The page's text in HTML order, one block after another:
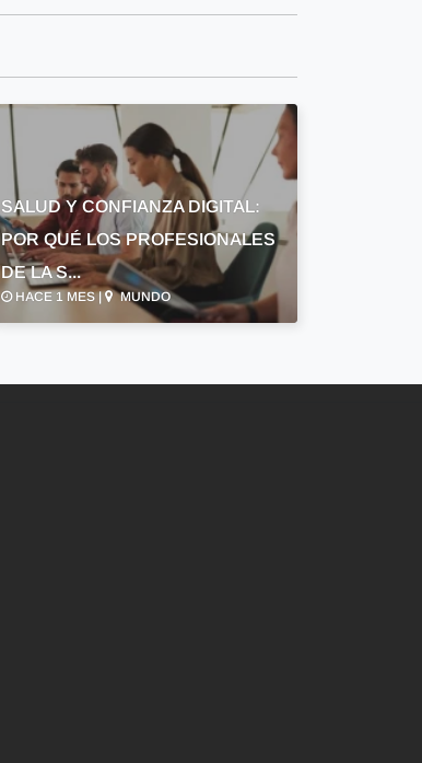
SALUD Y CONFIANZA DIGITAL:
POR QUÉ LOS PROFESIONALES
DE LA S...
HACE 1 MES | MUNDO